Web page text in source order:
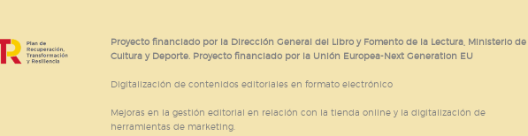
Proyecto financiado por la Dirección General del Libro y Fomento de la Lectura, Ministerio de
Cultura y Deporte. Proyecto financiado por la Unión Europea-Next Generation EU
Digitalización de contenidos editoriales en formato electrónico
Mejoras en la gestión editorial en relación con la tienda online y la digitalización de
herramientas de marketing.